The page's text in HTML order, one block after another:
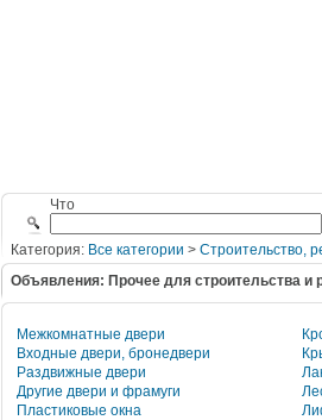
Что
Категория: Все категории > Строительство,
Объявления: Прочее для строительства и
Межкомнатные двери
Входные двери, бронедвери
Раздвижные двери
Другие двери и фрамуги
Пластиковые окна